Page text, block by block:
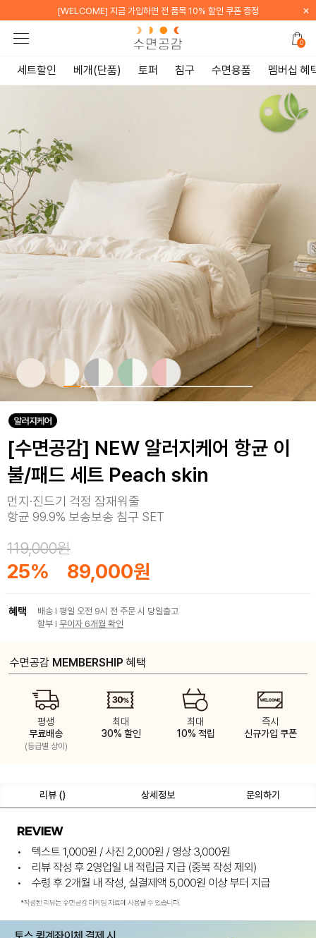
[WELCOME] 카카오톡 채널 친구 추가 시 배송비 무료
0
세트할인 베개(단품) 토퍼 침구 수면용품 멤버십 혜
[수면공감] NEW 알러지케어 항균 이
불/패드 세트 Peach skin
먼지·진드기 걱정 잠재워줄
항균 99.9% 보송보송 침구 SET
119,000원
25% 89,000원
혜택
배송 I 평일 오전 9시 전 주문 시 당일출고
할부 I 무이자 6개월 확인
수면공감 MEMBERSHIP 혜택
평생
무료배송
(등급별 상이)
최대
30% 할인
최대
10% 적립
즉시
신규가입 쿠폰
리뷰 () 상세정보 문의하기